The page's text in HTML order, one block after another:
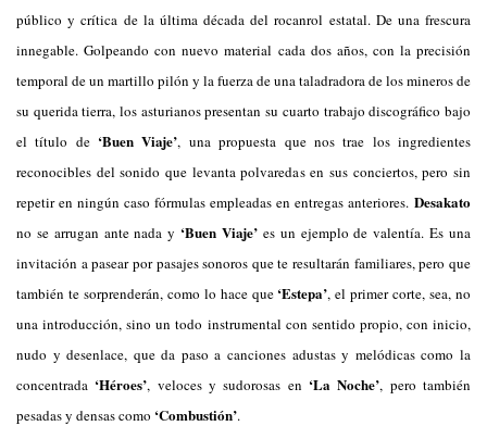
público y crítica de la última década del rocanrol estatal. De una frescura
innegable. Golpeando con nuevo material cada dos años, con la precisión
temporal de un martillo pilón y la fuerza de una taladradora de los mineros de
su querida tierra, los asturianos presentan su cuarto trabajo discográfico bajo
el título de ‘Buen Viaje’, una propuesta que nos trae los ingredientes
reconocibles del sonido que levanta polvaredas en sus conciertos, pero sin
repetir en ningún caso fórmulas empleadas en entregas anteriores. Desakato
no se arrugan ante nada y ‘Buen Viaje’ es un ejemplo de valentía. Es una
invitación a pasear por pasajes sonoros que te resultarán familiares, pero que
también te sorprenderán, como lo hace que ‘Estepa’, el primer corte, sea, no
una introducción, sino un todo instrumental con sentido propio, con inicio,
nudo y desenlace, que da paso a canciones adustas y melódicas como la
concentrada ‘Héroes’, veloces y sudorosas en ‘La Noche’, pero también
pesadas y densas como ‘Combustión’.